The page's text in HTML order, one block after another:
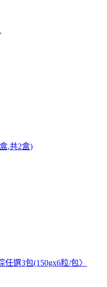
,共2盒)
選3包(150gx6粒/包〉